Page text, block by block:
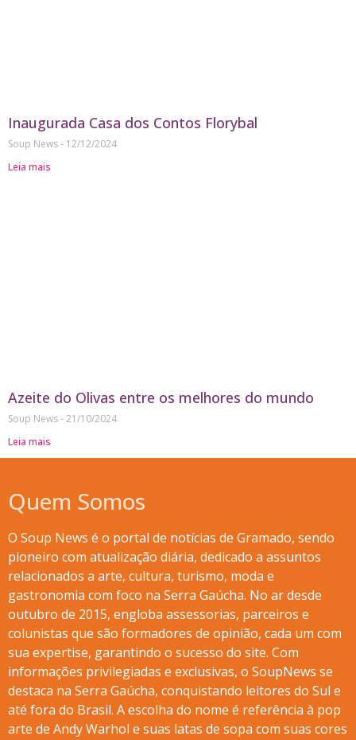
Inaugurada Casa dos Contos Florybal
Soup News
12/12/2024
Leia mais
Azeite do Olivas entre os melhores do mundo
Soup News 21/10/2024
Leia mais
Quem Somos
O Soup News é o portal de notícias de Gramado, sendo
pioneiro com atualização diária, dedicado a assuntos
relacionados a arte, cultura, turismo, moda e
gastronomia com foco na Serra Gaúcha. No ar desde
outubro de 2015, engloba assessorias, parceiros e
colunistas que são formadores de opinião, cada um com
sua expertise, garantindo o sucesso do site. Com
informações privilegiadas e exclusivas, o SoupNews se
destaca na Serra Gaúcha, conquistando leitores do Sul e
até fora do Brasil. A escolha do nome é referência à pop
arte de Andy Warhol e suas latas de sopa com suas cores